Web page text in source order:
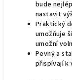
bude
nastavit
Praktický
umožňuje
umožní
Pevný a
přispívají k